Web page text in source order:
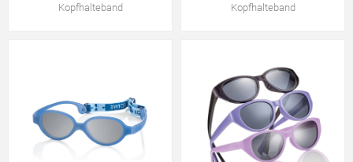
Kopfhalteband
Kopfhalteband